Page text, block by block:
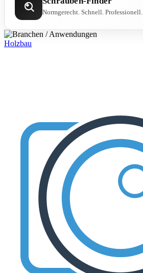
Normgerecht. Schnell. Professionell.
Holzbau